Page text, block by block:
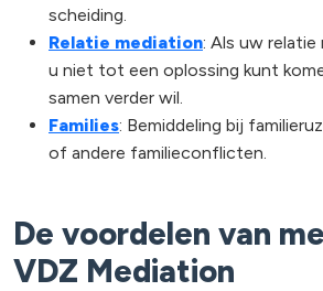
scheiding.
Relatie mediation: Als uw
u niet tot een oplossing kunt
samen verder wil.
Families: Bemiddeling bij
of andere familieconflicten.
De voordelen van
VDZ Mediation